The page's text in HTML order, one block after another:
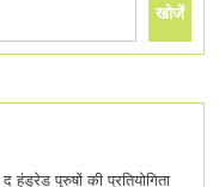
खोजें
हंड्रेड पुरुषों की प्रतियोगिता